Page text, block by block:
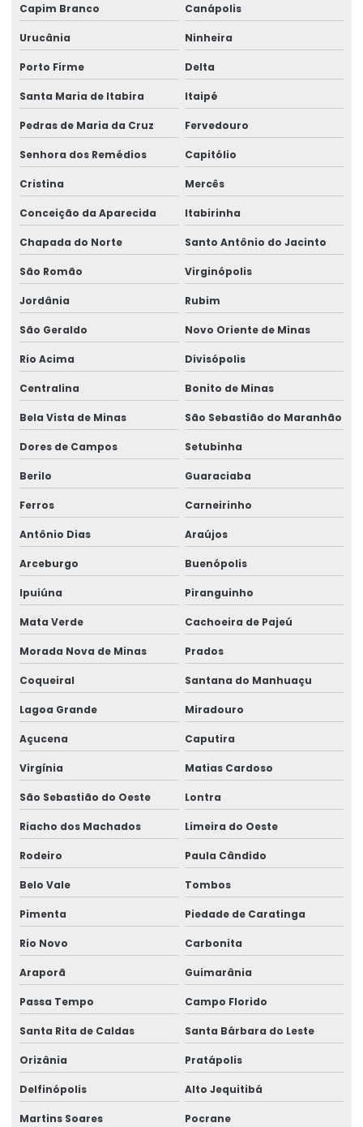
Capim Branco Canápolis
Urucânia Ninheira
Porto Firme Delta
Santa Maria de Itabira Itaipé
Pedras de Maria da Cruz Fervedouro
Senhora dos Remédios Capitólio
Cristina Mercês
Conceição da Aparecida Itabirinha
Chapada do Norte Santo Antônio do Jacinto
São Romão Virginópolis
Jordânia Rubim
São Geraldo Novo Oriente de Minas
Rio Acima Divisópolis
Centralina Bonito de Minas
Bela Vista de Minas São Sebastião do Maranhão
Dores de Campos Setubinha
Berilo Guaraciaba
Ferros Carneirinho
Antônio Dias Araújos
Arceburgo Buenópolis
Ipuiúna Piranguinho
Mata Verde Cachoeira de Pajeú
Morada Nova de Minas Prados
Coqueiral Santana do Manhuaçu
Lagoa Grande Miradouro
Açucena Caputira
Virgínia Matias Cardoso
São Sebastião do Oeste Lontra
Riacho dos Machados Limeira do Oeste
Rodeiro Paula Cândido
Belo Vale Tombos
Pimenta Piedade de Caratinga
Rio Novo Carbonita
Araporã Guimarânia
Passa Tempo Campo Florido
Santa Rita de Caldas Santa Bárbara do Leste
Orizânia Pratápolis
Delfinópolis Alto Jequitibá
Martins Soares Pocrane